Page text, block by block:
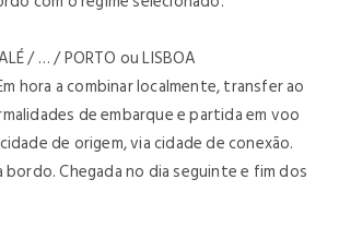
/ … / PORTO ou LISBOA
hora a combinar localmente, transfer ao
de embarque e partida em voo
de origem, via cidade de conexão.
Chegada no dia seguinte e fim dos